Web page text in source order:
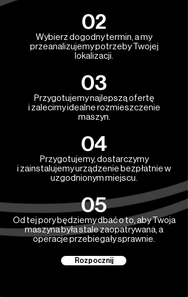
02
Wybierz dogodny termin, a my
przeanalizujemy potrzeby Twojej
lokalizacji.
03
Przygotujemy najlepszą ofertę
i zalecimy idealne rozmieszczenie
maszyn.
04
Przygotujemy, dostarczymy
i zainstalujemy urządzenie bezpłatnie w
uzgodnionym miejscu.
05
Od tej pory będziemy dbać o to, aby Twoja
maszyna była stale zaopatrywana, a
operacje przebiegały sprawnie.
Rozpocznij